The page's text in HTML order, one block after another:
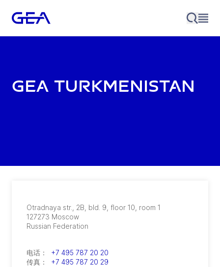
GEA Turkmenistan
Otradnaya str., 2B, bld. 9, floor 10, room 1
127273 Moscow
Russian Federation
电话：
+7 495 787 20 20
传真：
+7 495 787 20 29